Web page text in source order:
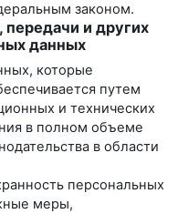
законом.
передачи и других
данных
которые
путем
и технических
в полном объеме
в области
персональных
меры,